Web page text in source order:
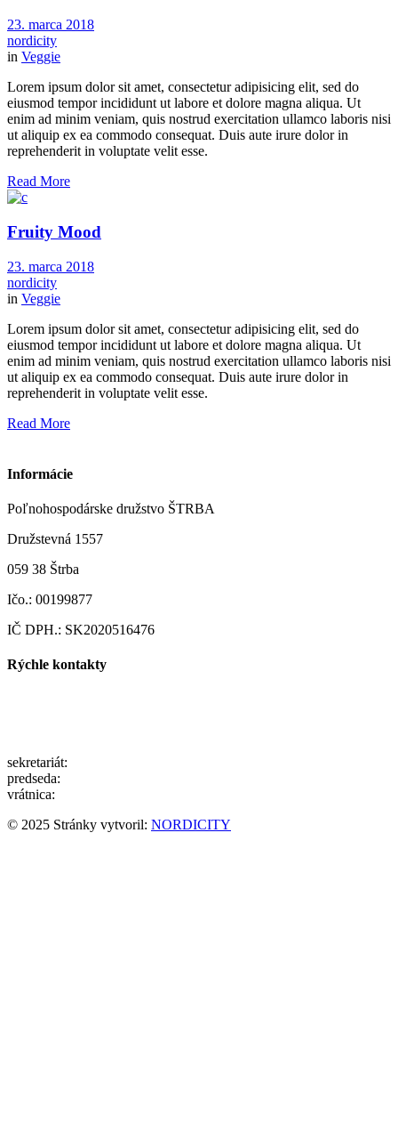
23. marca 2018
nordicity
in Veggie
Lorem ipsum dolor sit amet, consectetur adipisicing elit, sed do
eiusmod tempor incididunt ut labore et dolore magna aliqua. Ut
enim ad minim veniam, quis nostrud exercitation ullamco laboris nisi
ut aliquip ex ea commodo consequat. Duis aute irure dolor in
reprehenderit in voluptate velit esse.
Read More
Fruity Mood
23. marca 2018
nordicity
in Veggie
Lorem ipsum dolor sit amet, consectetur adipisicing elit, sed do
eiusmod tempor incididunt ut labore et dolore magna aliqua. Ut
enim ad minim veniam, quis nostrud exercitation ullamco laboris nisi
ut aliquip ex ea commodo consequat. Duis aute irure dolor in
reprehenderit in voluptate velit esse.
Read More
Informácie
Poľnohospodárske družstvo ŠTRBA
Družstevná 1557
059 38 Štrba
Ičo.: 00199877
IČ DPH.: SK2020516476
Rýchle kontakty
sekretariát:
predseda:
vrátnica:
© 2025 Stránky vytvoril: NORDICITY